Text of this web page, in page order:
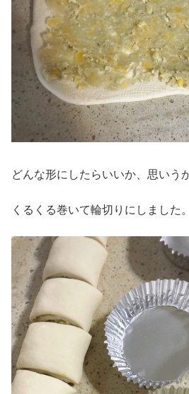
どんな形にしたらいいか、思いう
くるくる巻いて輪切りにしました。